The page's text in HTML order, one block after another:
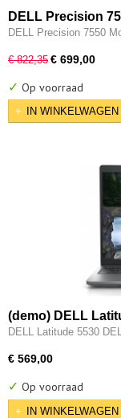
DELL Precision
CORE - 32GB -
DELL Precision 7550
€ 822,35 € 699,00
✓ Op voorraad
IN WINKELWAGEN
(demo) DELL
- 10-CORE - 16GB
DELL Latitude 5530
€ 569,00
✓ Op voorraad
IN WINKELWAGEN